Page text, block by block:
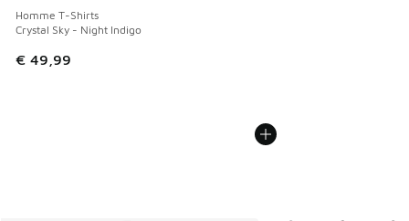
Homme T-Shirts
Crystal Sky - Night Indigo
€ 49,99